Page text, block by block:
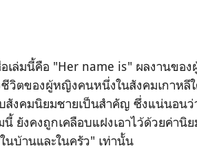
ล่มนี้คือ "Her name is" ผลงานของ
ชีวิตของผู้หญิงคนหนึ่งในสังคมเกาหลี
งคมนิยมชายเป็นสำคัญ ซึ่งแน่นอนว่
ยังคงถูกเคลือบแฝงเอาไว้ด้วยค่านิ
บ้านและในครัว" เท่านั้น